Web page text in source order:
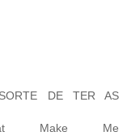
DE TER AS
Make Me